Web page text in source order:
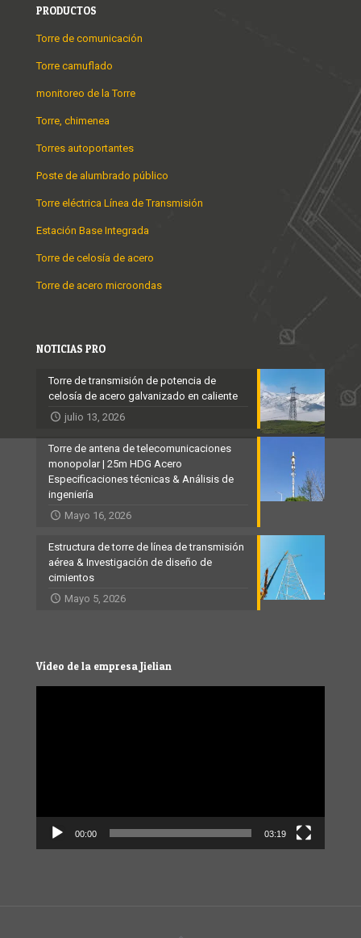
PRODUCTOS
Torre de comunicación
Torre camuflado
monitoreo de la Torre
Torre, chimenea
Torres autoportantes
Poste de alumbrado público
Torre eléctrica Línea de Transmisión
Estación Base Integrada
Torre de celosía de acero
Torre de acero microondas
NOTICIAS PRO
Torre de transmisión de potencia de
celosía de acero galvanizado en caliente
julio 13, 2026
Torre de antena de telecomunicaciones
monopolar | 25m HDG Acero
Especificaciones técnicas & Análisis de
ingeniería
Mayo 16, 2026
Estructura de torre de línea de transmisión
aérea & Investigación de diseño de
cimientos
Mayo 5, 2026
Vídeo de la empresa Jielian
00:00 03:19